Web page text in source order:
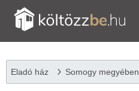
Eladó ház Somogy megyében